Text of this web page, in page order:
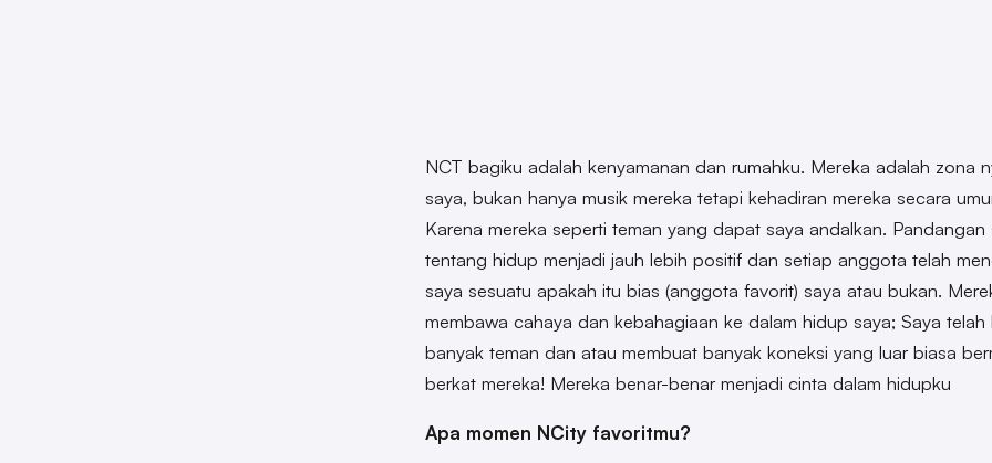
NCT bagiku adalah kenyamanan dan rumahku. Mereka adalah zona
saya, bukan hanya musik mereka tetapi kehadiran mereka secara
Karena mereka seperti teman yang dapat saya andalkan. Pandangan
tentang hidup menjadi jauh lebih positif dan setiap anggota telah
saya sesuatu apakah itu bias (anggota favorit) saya atau bukan.
membawa cahaya dan kebahagiaan ke dalam hidup saya; Saya telah
banyak teman dan atau membuat banyak koneksi yang luar biasa
berkat mereka! Mereka benar-benar menjadi cinta dalam hidupku
Apa momen NCity favoritmu?